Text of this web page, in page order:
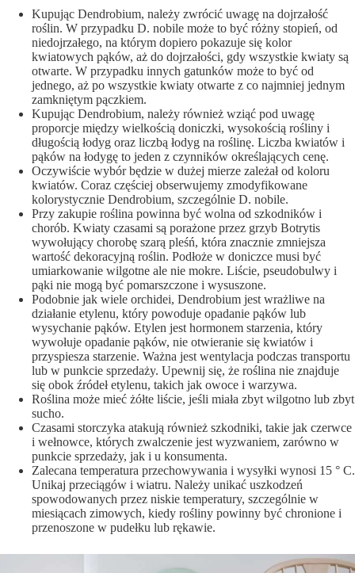
Kupując Dendrobium, należy zwrócić uwagę na dojrzałość
roślin. W przypadku D. nobile może to być różny stopień, od
niedojrzałego, na którym dopiero pokazuje się kolor
kwiatowych pąków, aż do dojrzałości, gdy wszystkie kwiaty są
otwarte. W przypadku innych gatunków może to być od
jednego, aż po wszystkie kwiaty otwarte z co najmniej jednym
zamkniętym pączkiem.
Kupując Dendrobium, należy również wziąć pod uwagę
proporcje między wielkością doniczki, wysokością rośliny i
długością łodyg oraz liczbą łodyg na roślinę. Liczba kwiatów i
pąków na łodygę to jeden z czynników określających cenę.
Oczywiście wybór będzie w dużej mierze zależał od koloru
kwiatów. Coraz częściej obserwujemy zmodyfikowane
kolorystycznie Dendrobium, szczególnie D. nobile.
Przy zakupie roślina powinna być wolna od szkodników i
chorób. Kwiaty czasami są porażone przez grzyb Botrytis
wywołujący chorobę szarą pleśń, która znacznie zmniejsza
wartość dekoracyjną roślin. Podłoże w doniczce musi być
umiarkowanie wilgotne ale nie mokre. Liście, pseudobulwy i
pąki nie mogą być pomarszczone i wysuszone.
Podobnie jak wiele orchidei, Dendrobium jest wrażliwe na
działanie etylenu, który powoduje opadanie pąków lub
wysychanie pąków. Etylen jest hormonem starzenia, który
wywołuje opadanie pąków, nie otwieranie się kwiatów i
przyspiesza starzenie. Ważna jest wentylacja podczas transportu
lub w punkcie sprzedaży. Upewnij się, że roślina nie znajduje
się obok źródeł etylenu, takich jak owoce i warzywa.
Roślina może mieć żółte liście, jeśli miała zbyt wilgotno lub zbyt
sucho.
Czasami storczyka atakują również szkodniki, takie jak czerwce
i wełnowce, których zwalczenie jest wyzwaniem, zarówno w
punkcie sprzedaży, jak i u konsumenta.
Zalecana temperatura przechowywania i wysyłki wynosi 15 ° C.
Unikaj przeciągów i wiatru. Należy unikać uszkodzeń
spowodowanych przez niskie temperatury, szczególnie w
miesiącach zimowych, kiedy rośliny powinny być chronione i
przenoszone w pudełku lub rękawie.